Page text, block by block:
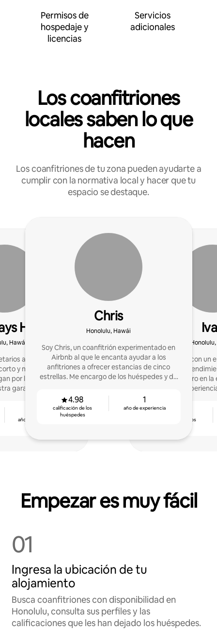
Permisos de
hospedaje y
licencias
Servicios
adicionales
Los coanfitriones
locales saben lo que
hacen
Los coanfitriones de tu zona pueden ayudarte a
cumplir con la normativa local y hacer que tu
espacio se destaque.
Hawaii
Hawái
a administrar
y medio plazo en
por la perfección:
garantía de cinco
años de experiencia
Chris
Honolulu, Hawái
Soy Chris, un coanfitrión experimentado en
Airbnb al que le encanta ayudar a los
anfitriones a ofrecer estancias de cinco
estrellas. Me encargo de los huéspedes y de
4.98
calificación de los
huéspedes
1
año de experiencia
Coanfitrión con un
orientado al
cortas. Me centro en
y en ofrecer
calificación de los
Empezar es muy fácil
01
Ingresa la ubicación de tu
alojamiento
Busca coanfitriones con disponibilidad en
Honolulu, consulta sus perfiles y las
calificaciones que les han dejado los huéspedes.